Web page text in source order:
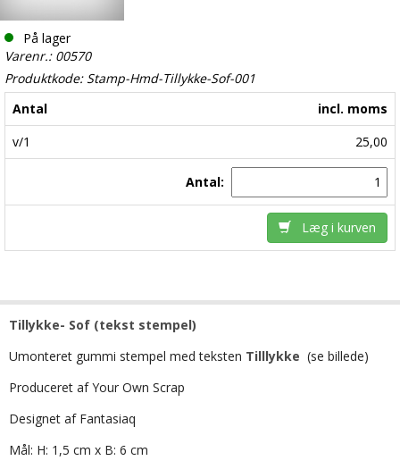
På lager
Varenr.: 00570
Produktkode: Stamp-Hmd-Tillykke-Sof-001
Antal
incl. moms
v/1
25,00
Antal:
Læg i kurven
Tillykke- Sof (tekst stempel)
Umonteret gummi stempel med teksten Tilllykke (se billede)
Produceret af Your Own Scrap
Designet af Fantasiaq
Mål: H: 1,5 cm x B: 6 cm